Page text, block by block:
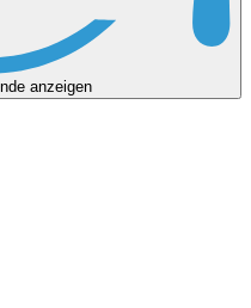
anzeigen